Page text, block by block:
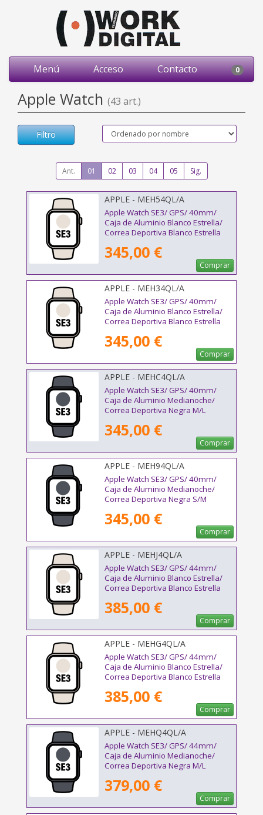
Menú Acceso Contacto 0
Apple Watch (43 art.)
Filtro
Ant. 01 02 03 04 05 Sig.
APPLE - MEH54QL/A
Apple Watch SE3/ GPS/ 40mm/
Caja de Aluminio Blanco Estrella/
Correa Deportiva Blanco Estrella
345,00 €
Comprar
APPLE - MEH34QL/A
Apple Watch SE3/ GPS/ 40mm/
Caja de Aluminio Blanco Estrella/
Correa Deportiva Blanco Estrella
345,00 €
Comprar
APPLE - MEHC4QL/A
Apple Watch SE3/ GPS/ 40mm/
Caja de Aluminio Medianoche/
Correa Deportiva Negra M/L
345,00 €
Comprar
APPLE - MEH94QL/A
Apple Watch SE3/ GPS/ 40mm/
Caja de Aluminio Medianoche/
Correa Deportiva Negra S/M
345,00 €
Comprar
APPLE - MEHJ4QL/A
Apple Watch SE3/ GPS/ 44mm/
Caja de Aluminio Blanco Estrella/
Correa Deportiva Blanco Estrella
385,00 €
Comprar
APPLE - MEHG4QL/A
Apple Watch SE3/ GPS/ 44mm/
Caja de Aluminio Blanco Estrella/
Correa Deportiva Blanco Estrella
385,00 €
Comprar
APPLE - MEHQ4QL/A
Apple Watch SE3/ GPS/ 44mm/
Caja de Aluminio Medianoche/
Correa Deportiva Negra M/L
379,00 €
Comprar